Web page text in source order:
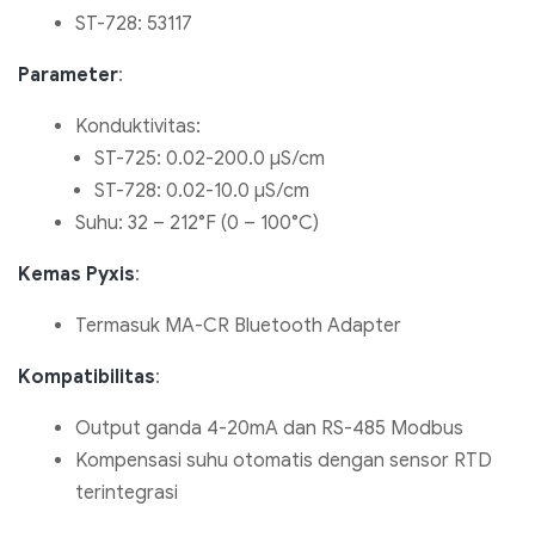
ST-728: 53117
Parameter:
Konduktivitas:
ST-725: 0.02-200.0 µS/cm
ST-728: 0.02-10.0 µS/cm
Suhu: 32 – 212°F (0 – 100°C)
Kemas Pyxis:
Termasuk MA-CR Bluetooth Adapter
Kompatibilitas:
Output ganda 4-20mA dan RS-485 Modbus
Kompensasi suhu otomatis dengan sensor RTD
terintegrasi